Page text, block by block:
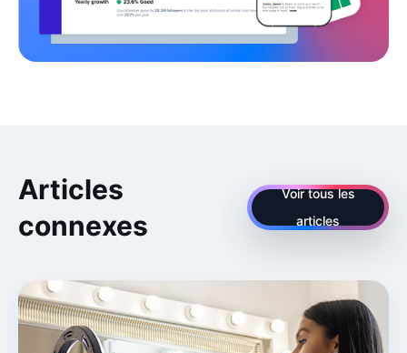
Articles
connexes
Voir tous les
articles